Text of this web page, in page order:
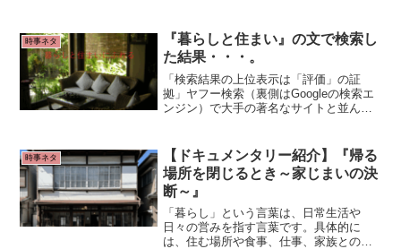
ということで、石井"EC"志津男氏のライ
ディング映像を公開致します！！
時事ネタ
『暮らしと住まい』の文で検索し
た結果・・・。
「検索結果の上位表示は「評価」の証
拠」ヤフー検索（裏側はGoogleの検索エ
ンジン）で大手の著名なサイトと並んで
する有益な情報源」と認識している証拠
です。
時事ネタ
【ドキュメンタリー紹介】『帰る
場所を閉じるとき～家じまいの決
断～』
「暮らし」という言葉は、日常生活や
日々の営みを指す言葉です。具体的に
は、住む場所や食事、仕事、家族との時